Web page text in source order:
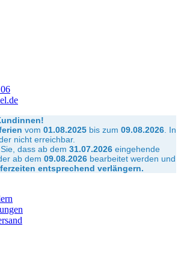
vom 01.08.2025 bis zum 09.08.2026 In
nicht erreichbar.
dass ab dem 31.07.2026 eingehende
ab dem 09.08.2026 bearbeitet werden und
entsprechend verlängern.